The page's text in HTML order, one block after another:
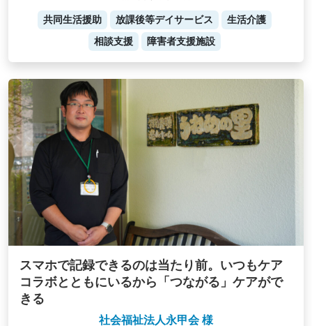
共同生活援助 放課後等デイサービス
生活介護
相談支援
障害者支援施設
スマホで記録できるのは当たり前。いつもケア
コラボとともにいるから「つながる」ケアがで
きる
社会福祉法人永甲会 様